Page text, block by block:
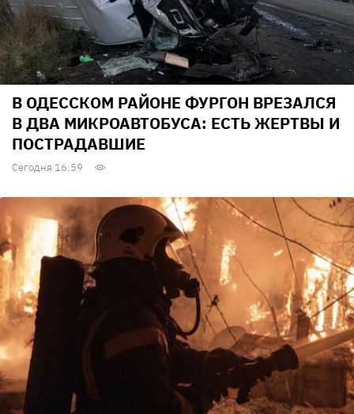
В ОДЕССКОМ РАЙОНЕ ФУРГОН ВРЕЗАЛСЯ
В ДВА МИКРОАВТОБУСА: ЕСТЬ ЖЕРТВЫ И
ПОСТРАДАВШИЕ
Сегодня 16:59